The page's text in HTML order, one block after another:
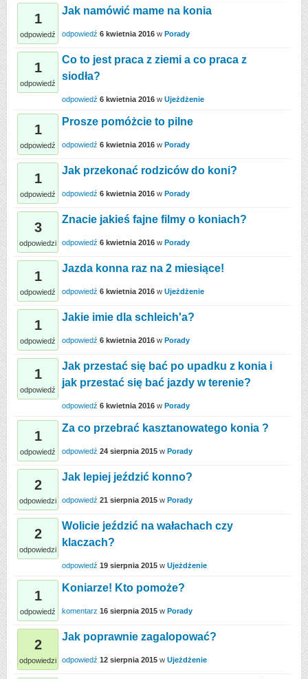
1
odpowiedź
Jak namówić mame na konia
odpowiedź 6 kwietnia 2016 w Porady
1
odpowiedź
Co to jest praca z ziemi a co praca z
siodła?
odpowiedź 6 kwietnia 2016 w Ujeżdżenie
1
odpowiedź
Prosze pomóżcie to pilne
odpowiedź 6 kwietnia 2016 w Porady
1
odpowiedź
Jak przekonać rodziców do koni?
odpowiedź 6 kwietnia 2016 w Porady
3
odpowiedzi
Znacie jakieś fajne filmy o koniach?
odpowiedź 6 kwietnia 2016 w Porady
1
odpowiedź
Jazda konna raz na 2 miesiące!
odpowiedź 6 kwietnia 2016 w Ujeżdżenie
1
odpowiedź
Jakie imie dla schleich'a?
odpowiedź 6 kwietnia 2016 w Porady
1
odpowiedź
Jak przestać się bać po upadku z konia i
jak przestać się bać jazdy w terenie?
odpowiedź 6 kwietnia 2016 w Porady
1
odpowiedź
Za co przebrać kasztanowatego konia ?
odpowiedź 24 sierpnia 2015 w Porady
2
odpowiedzi
Jak lepiej jeździć konno?
odpowiedź 21 sierpnia 2015 w Porady
2
odpowiedzi
Wolicie jeździć na wałachach czy
klaczach?
odpowiedź 19 sierpnia 2015 w Ujeżdżenie
1
odpowiedź
Koniarze! Kto pomoże?
komentarz 16 sierpnia 2015 w Porady
2
odpowiedzi
Jak poprawnie zagalopować?
odpowiedź 12 sierpnia 2015 w Ujeżdżenie